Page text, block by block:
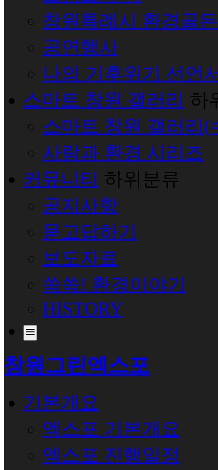
창원특례시 환경골
공연행사
나의 기후위기 선언
스마트 창원 갤러리 하
스마트 창원 갤러리(
사람과 환경 시리즈
커뮤니티 하위분류
공지사항
묻고답하기
보도자료
쏙쏙! 환경이야기
HISTORY
menu
창원그린엑스포
기본개요
엑스포 기본개요
엑스포 진행일정